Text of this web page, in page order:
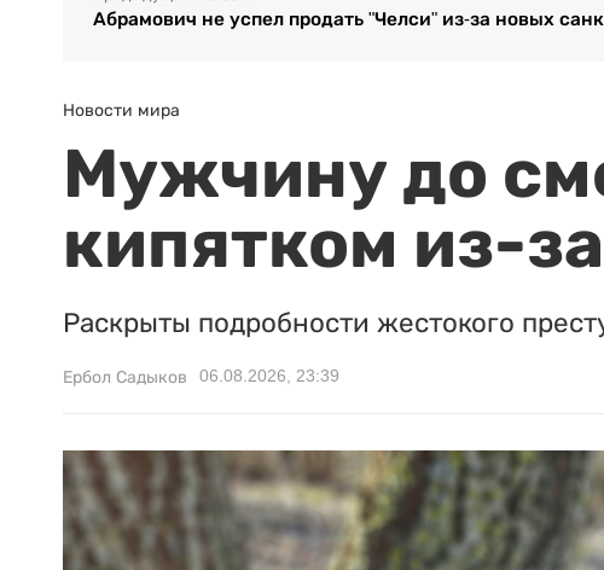
Абрамович не успел продать "Челси" из-за новых
Новости мира
Мужчину до
кипятком из-
Раскрыты подробности жестокого
Ербол Садыков 06.08.2026, 23:39